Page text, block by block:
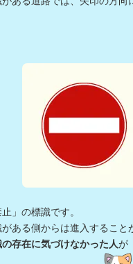
止」の標識です。
がある側からは進入すること
の存在に気づけなかった人が